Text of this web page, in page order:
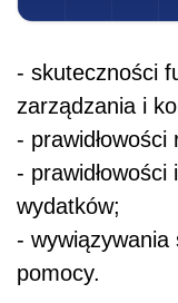
- skuteczności
zarządzania i
- prawidłowości
-
wydatków;
- wywiązywania
pomocy.